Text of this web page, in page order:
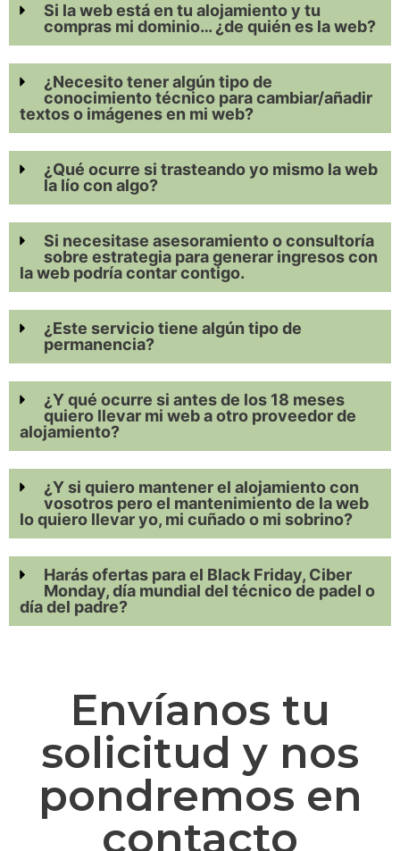
Si la web está en tu alojamiento y tu
compras mi dominio… ¿de quién es la web?
¿Necesito tener algún tipo de
conocimiento técnico para cambiar/añadir
textos o imágenes en mi web?
¿Qué ocurre si trasteando yo mismo la web
la lío con algo?
Si necesitase asesoramiento o consultoría
sobre estrategia para generar ingresos con
la web podría contar contigo.
¿Este servicio tiene algún tipo de
permanencia?
¿Y qué ocurre si antes de los 18 meses
quiero llevar mi web a otro proveedor de
alojamiento?
¿Y si quiero mantener el alojamiento con
vosotros pero el mantenimiento de la web
lo quiero llevar yo, mi cuñado o mi sobrino?
Harás ofertas para el Black Friday, Ciber
Monday, día mundial del técnico de padel o
día del padre?
Envíanos tu
solicitud y nos
pondremos en
contacto